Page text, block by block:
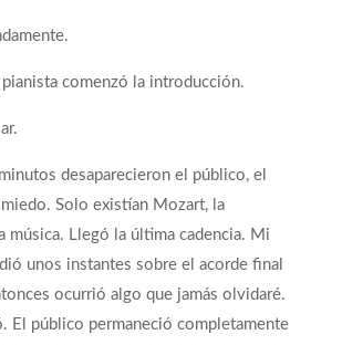
pianista comenzó la introducción.
desaparecieron el público, el
Solo existían Mozart, la
música. Llegó la última cadencia. Mi
unos instantes sobre el acorde final
ocurrió algo que jamás olvidaré.
El público permaneció completamente